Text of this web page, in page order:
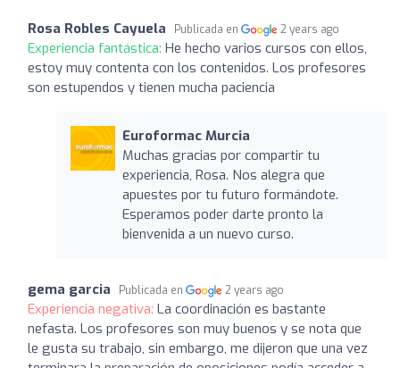
Rosa Robles Cayuela Publicada en 2 years ago
Experiencia fantástica: He hecho varios cursos con ellos,
estoy muy contenta con los contenidos. Los profesores
son estupendos y tienen mucha paciencia
Euroformac Murcia
Muchas gracias por compartir tu
experiencia, Rosa. Nos alegra que
apuestes por tu futuro formándote.
Esperamos poder darte pronto la
bienvenida a un nuevo curso.
gema garcia Publicada en 2 years ago
Experiencia negativa: La coordinación es bastante
nefasta. Los profesores son muy buenos y se nota que
le gusta su trabajo, sin embargo, me dijeron que una vez